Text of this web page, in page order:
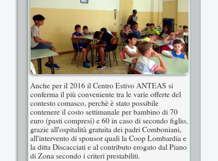
Anche per il 2016 il Centro Estivo ANTEAS si
conferma il più conveniente tra le varie offerte del
contesto comasco, perchè è stato possibile
contenere il costo settimanale per bambino di 70
euro (pasti compresi) e 60 in caso di secondo figlio,
grazie all'ospitalità gratuita dei padri Comboniani,
all'intervento di sponsor quali la Coop Lombardia e
la ditta Discacciati e al contributo erogato dal Piano
di Zona secondo i criteri prestabiliti.